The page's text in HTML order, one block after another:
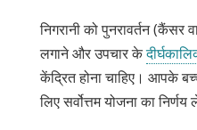
निगरानी को पुनरावर्तन
लगाने और उपचार के
केंद्रित होना चाहिए। आपके
लिए सर्वोत्तम योजना का